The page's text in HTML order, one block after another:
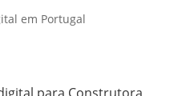
em Portugal